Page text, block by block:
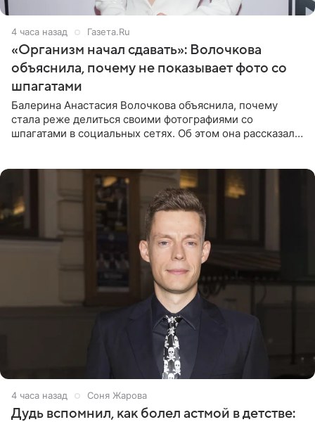
4 часа назад Газета.Ru
«Организм начал сдавать»: Волочкова
объяснила, почему не показывает фото со
шпагатами
Балерина Анастасия Волочкова объяснила, почему
стала реже делиться своими фотографиями со
шпагатами в социальных сетях. Об этом она рассказала
4 часа назад Соня Жарова
Дудь вспомнил, как болел астмой в детстве: